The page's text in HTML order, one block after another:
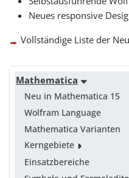
Mathematica
Neu in Mathematica 15
Wolfram Language
Mathematica Varianten
Kerngebiete
Einsatzbereiche
Neues responsive
Vollständige Liste der